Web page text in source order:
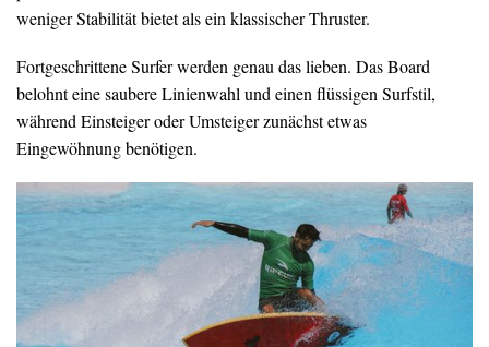
weniger Stabilität bietet als ein klassischer Thruster.
Fortgeschrittene Surfer werden genau das lieben. Das Board
belohnt eine saubere Linienwahl und einen flüssigen Surfstil,
während Einsteiger oder Umsteiger zunächst etwas
Eingewöhnung benötigen.